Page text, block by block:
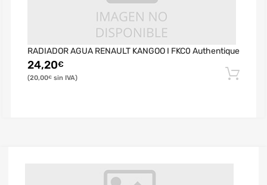
RADIADOR AGUA RENAULT KANGOO I FKC0 Authentique
24,20€
20,00€